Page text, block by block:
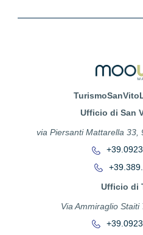
Ufficio di San
via Piersanti Mattarella 33,
Ufficio di
Via Ammiraglio